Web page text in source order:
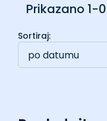
Prikazano 1-
Sortiraj:
po datumu